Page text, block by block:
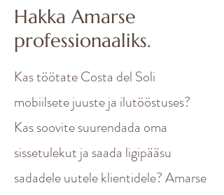
Hakka Amarse
professionaaliks.
Kas töötate Costa del Soli
mobiilsete juuste ja ilutööstuses?
Kas soovite suurendada oma
sissetulekut ja saada ligipääsu
sadadele uutele klientidele? Amarse